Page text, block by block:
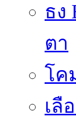
ธง
ตา
โค
เลื